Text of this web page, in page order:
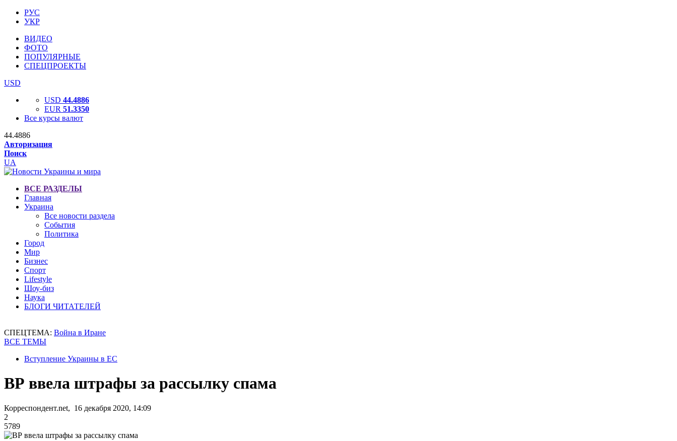
РУС
УКР
ВИДЕО
ФОТО
ПОПУЛЯРНЫЕ
СПЕЦПРОЕКТЫ
USD
USD 44.4886
EUR 51.3350
Все курсы валют
44.4886
Авторизация
Поиск
UA
ВСЕ РАЗДЕЛЫ
Главная
Украина
Все новости раздела
События
Политика
Город
Мир
Бизнес
Спорт
Lifestyle
Шоу-биз
Наука
БЛОГИ ЧИТАТЕЛЕЙ
СПЕЦТЕМА: Война в Иране
ВСЕ ТЕМЫ
Вступление Украины в ЕС
ВР ввела штрафы за рассылку спама
Корреспондент.net, 16 декабря 2020, 14:09
2
5789